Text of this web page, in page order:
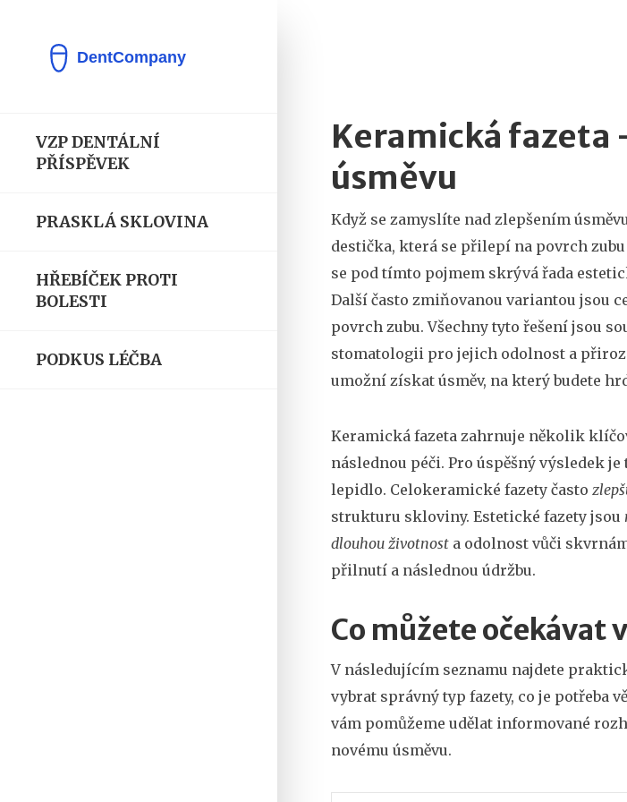
VZP DENTÁLNÍ
PŘÍSPĚVEK
PRASKLÁ SKLOVINA
HŘEBÍČEK PROTI
BOLESTI
PODKUS LÉČBA
Keramická fazeta
úsměvu
Když se zamyslíte nad zlepšením
destička, která se přilepí na povrch
se pod tímto pojmem skrývá řada
Další často zmiňovanou variantou jsou
povrch zubu. Všechny tyto řešení jsou
stomatologii pro jejich odolnost a
umožní získat úsměv, na který budete
Keramická fazeta zahrnuje několik
následnou péči. Pro úspěšný výsledek je
lepidlo. Celokeramické fazety často
strukturu skloviny. Estetické fazety jsou
dlouhou životnost a odolnost vůči
přilnutí a následnou údržbu.
Co můžete očekávat
V následujícím seznamu najdete
vybrat správný typ fazety, co je potřeba
vám pomůžeme udělat informované
novému úsměvu.